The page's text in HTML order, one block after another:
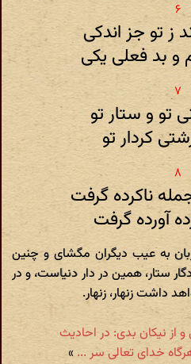
ز تو جز اندکی
و بد فعلی یکی
تو و ستار تو
کردار تو
ناکرده گرفت
آورده گرفت
به عیب دیگران مگشای و چنین
ستار، همین در دار دنیاست، و در
داشت زنهار، زنهار.
و از نیکان بدی: در احادیث
خدای تعالی سر ... »